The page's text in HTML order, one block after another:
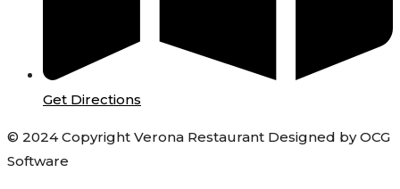
Get Directions
© 2024 Copyright Verona Restaurant Designed by OCG
Software